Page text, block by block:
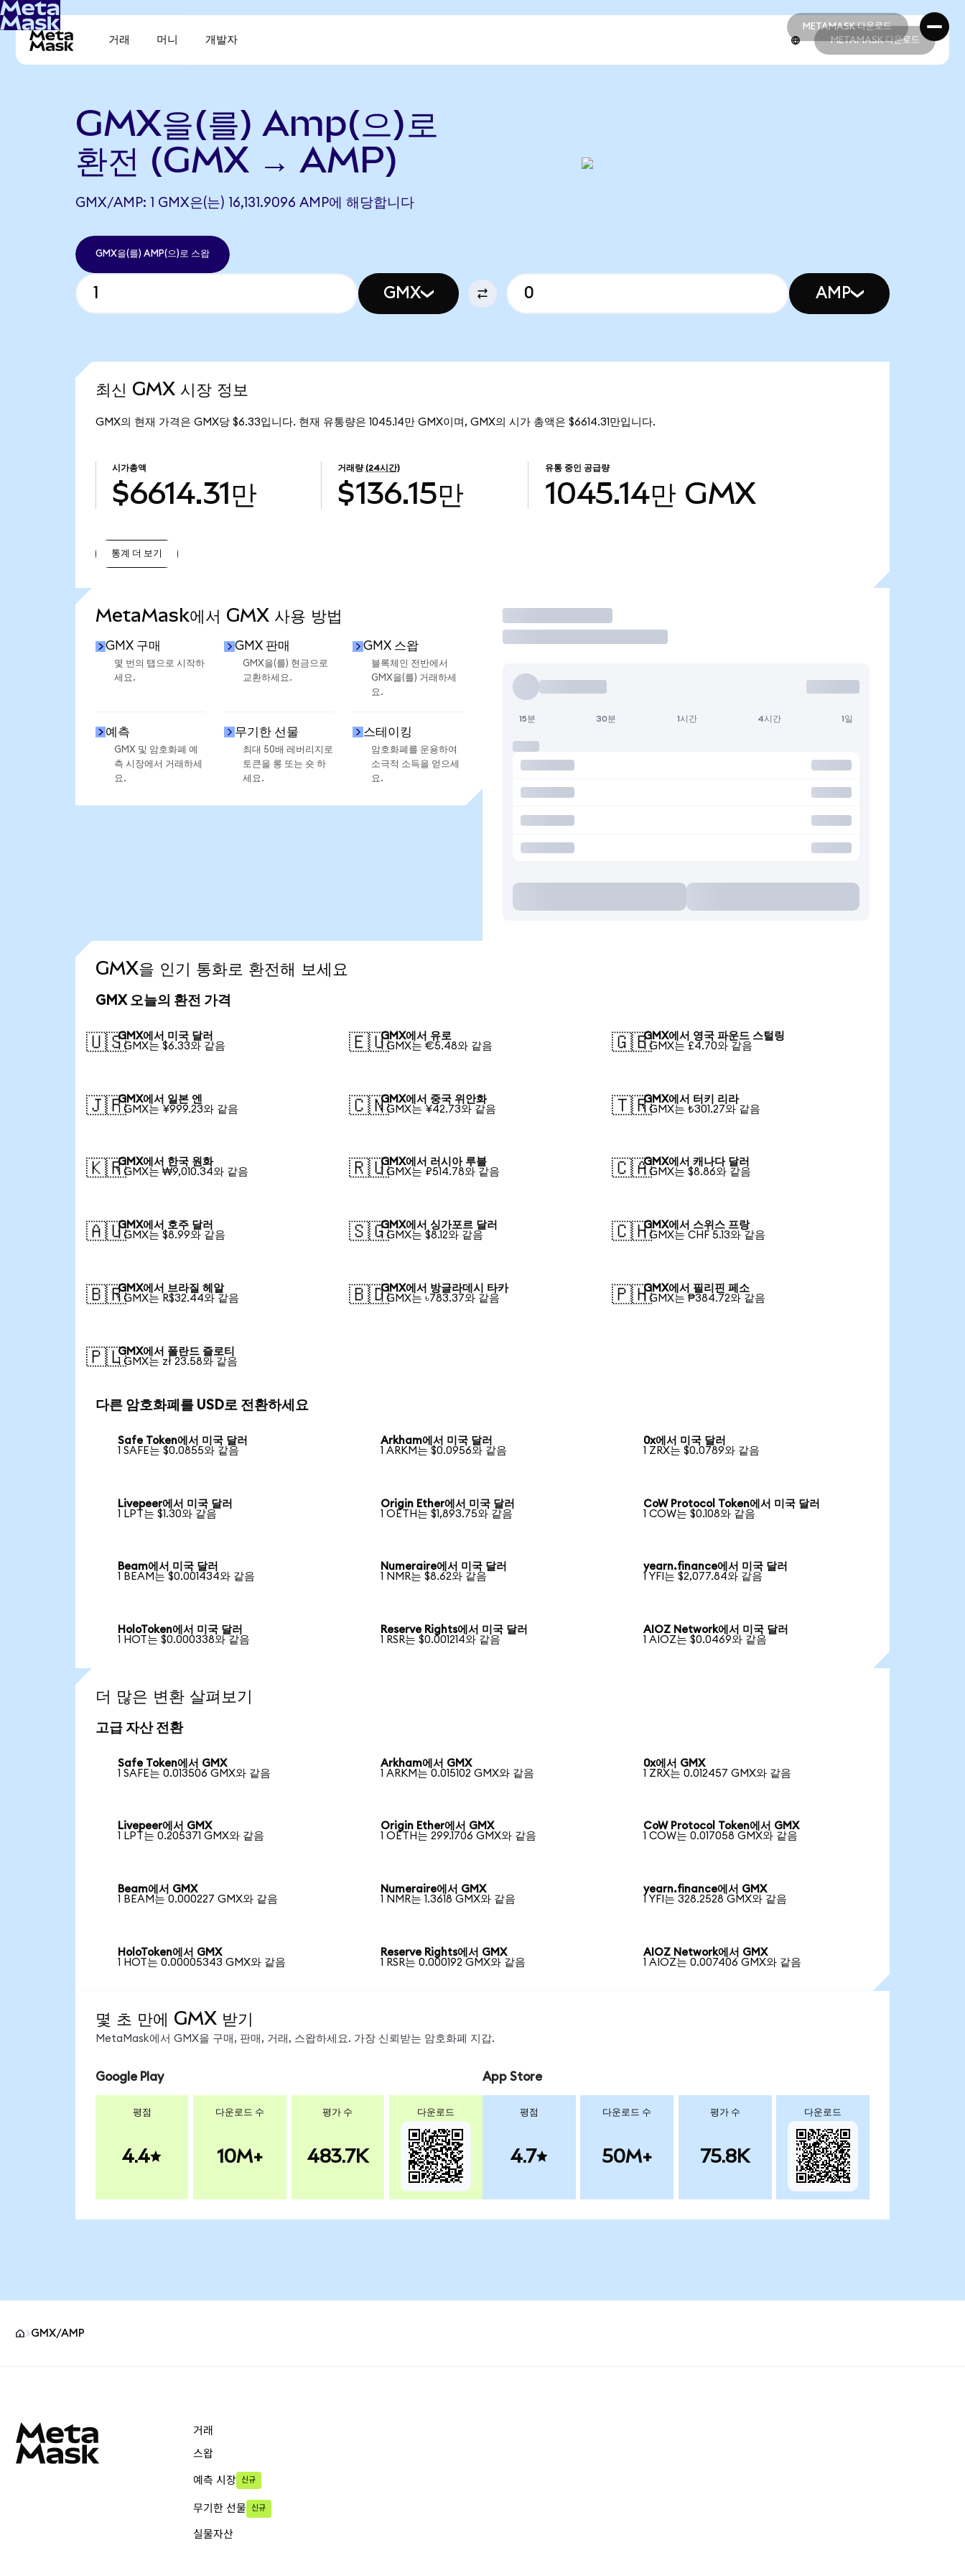
METAMASK 다운로드
METAMASK 다운로드
거래 머니 개발자 METAMASK 다운로드
GMX을(를) Amp(으)로
환전 (GMX → AMP)
GMX/AMP: 1 GMX은(는) 16,131.9096 AMP에 해당합니다
GMX을(를) AMP(으)로 스왑
GMX AMP
최신 GMX 시장 정보
GMX의 현재 가격은 GMX당 $6.33입니다. 현재 유통량은 1045.14만 GMX이며, GMX의 시가 총액은 $6614.31만입니다.
시가총액
$6614.31만
거래량 (24시간)
$136.15만
유통 중인 공급량
1045.14만 GMX
통계 더 보기
MetaMask에서 GMX 사용 방법
GMX 구매
몇 번의 탭으로 시작하
세요.
GMX 판매
GMX을(를) 현금으로
교환하세요.
GMX 스왑
블록체인 전반에서
GMX을(를) 거래하세
요.
예측
GMX 및 암호화폐 예
측 시장에서 거래하세
요.
무기한 선물
최대 50배 레버리지로
토큰을 롱 또는 숏 하
세요.
스테이킹
암호화폐를 운용하여
소극적 소득을 얻으세
요.
거래
15분 30분 1시간 4시간 1일
GMX을 인기 통화로 환전해 보세요
GMX 오늘의 환전 가격
🇺🇸GMX에서 미국 달러
1 GMX는 $6.33와 같음
🇪🇺GMX에서 유로
1 GMX는 €5.48와 같음
🇬🇧GMX에서 영국 파운드 스털링
1 GMX는 £4.70와 같음
🇯🇵GMX에서 일본 엔
1 GMX는 ¥999.23와 같음
🇨🇳GMX에서 중국 위안화
1 GMX는 ¥42.73와 같음
🇹🇷GMX에서 터키 리라
1 GMX는 ₺301.27와 같음
🇰🇷GMX에서 한국 원화
1 GMX는 ₩9,010.34와 같음
🇷🇺GMX에서 러시아 루블
1 GMX는 ₽514.78와 같음
🇨🇦GMX에서 캐나다 달러
1 GMX는 $8.86와 같음
🇦🇺GMX에서 호주 달러
1 GMX는 $8.99와 같음
🇸🇬GMX에서 싱가포르 달러
1 GMX는 $8.12와 같음
🇨🇭GMX에서 스위스 프랑
1 GMX는 CHF 5.13와 같음
🇧🇷GMX에서 브라질 헤알
1 GMX는 R$32.44와 같음
🇧🇩GMX에서 방글라데시 타카
1 GMX는 ৳783.37와 같음
🇵🇭GMX에서 필리핀 페소
1 GMX는 ₱384.72와 같음
🇵🇱GMX에서 폴란드 즐로티
1 GMX는 zł 23.58와 같음
다른 암호화폐를 USD로 전환하세요
Safe Token에서 미국 달러
1 SAFE는 $0.0855와 같음
Arkham에서 미국 달러
1 ARKM는 $0.0956와 같음
0x에서 미국 달러
1 ZRX는 $0.0789와 같음
Livepeer에서 미국 달러
1 LPT는 $1.30와 같음
Origin Ether에서 미국 달러
1 OETH는 $1,893.75와 같음
CoW Protocol Token에서 미국 달러
1 COW는 $0.108와 같음
Beam에서 미국 달러
1 BEAM는 $0.001434와 같음
Numeraire에서 미국 달러
1 NMR는 $8.62와 같음
yearn.finance에서 미국 달러
1 YFI는 $2,077.84와 같음
HoloToken에서 미국 달러
1 HOT는 $0.000338와 같음
Reserve Rights에서 미국 달러
1 RSR는 $0.001214와 같음
AIOZ Network에서 미국 달러
1 AIOZ는 $0.0469와 같음
더 많은 변환 살펴보기
고급 자산 전환
Safe Token에서 GMX
1 SAFE는 0.013506 GMX와 같음
Arkham에서 GMX
1 ARKM는 0.015102 GMX와 같음
0x에서 GMX
1 ZRX는 0.012457 GMX와 같음
Livepeer에서 GMX
1 LPT는 0.205371 GMX와 같음
Origin Ether에서 GMX
1 OETH는 299.1706 GMX와 같음
CoW Protocol Token에서 GMX
1 COW는 0.017058 GMX와 같음
Beam에서 GMX
1 BEAM는 0.000227 GMX와 같음
Numeraire에서 GMX
1 NMR는 1.3618 GMX와 같음
yearn.finance에서 GMX
1 YFI는 328.2528 GMX와 같음
HoloToken에서 GMX
1 HOT는 0.00005343 GMX와 같음
Reserve Rights에서 GMX
1 RSR는 0.000192 GMX와 같음
AIOZ Network에서 GMX
1 AIOZ는 0.007406 GMX와 같음
몇 초 만에 GMX 받기
MetaMask에서 GMX을 구매, 판매, 거래, 스왑하세요. 가장 신뢰받는 암호화폐 지갑.
Google Play
평점
4.4
다운로드 수
10M+
평가 수
483.7K
다운로드
App Store
평점
4.7
다운로드 수
50M+
평가 수
75.8K
다운로드
GMX/AMP
거래
스왑
예측 시장 신규
무기한 선물 신규
실물자산